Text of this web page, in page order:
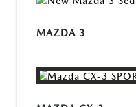
MAZDA 3